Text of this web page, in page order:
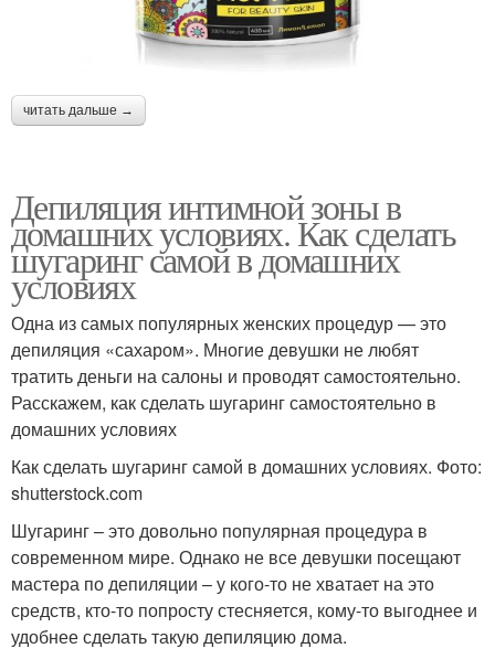
читать дальше →
Депиляция интимной зоны в
домашних условиях. Как сделать
шугаринг самой в домашних
условиях
Одна из самых популярных женских процедур — это
депиляция «сахаром». Многие девушки не любят
тратить деньги на салоны и проводят самостоятельно.
Расскажем, как сделать шугаринг самостоятельно в
домашних условиях
Как сделать шугаринг самой в домашних условиях. Фото:
shutterstock.com
Шугаринг – это довольно популярная процедура в
современном мире. Однако не все девушки посещают
мастера по депиляции – у кого-то не хватает на это
средств, кто-то попросту стесняется, кому-то выгоднее и
удобнее сделать такую депиляцию дома.